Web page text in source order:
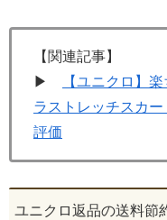
【関連記事】
▶
【ユニクロ】
ラストレッチスカ
評価
ユニクロ返品の送料節